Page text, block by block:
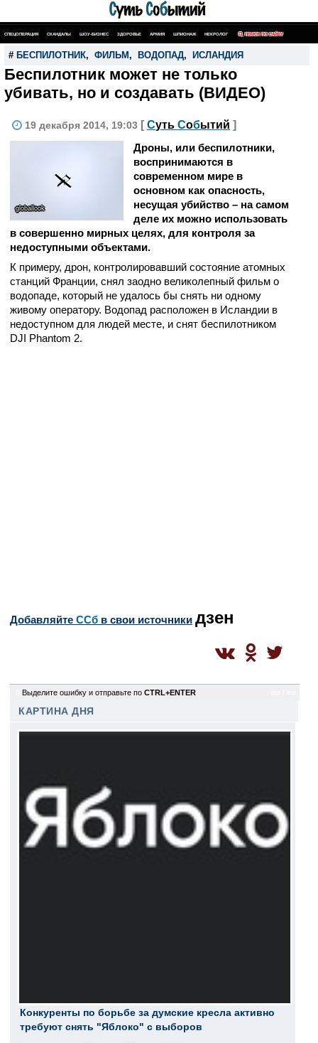
СПЕЦОПЕРАЦИЯ СКАНДАЛЫ ШОУ-БИЗНЕС ЗДОРОВЬЕ АРМИЯ ШПИОНАЖ НЕКРОЛОГ ПОИСК ПО САЙТУ
# БЕСПИЛОТНИК, ФИЛЬМ , ВОДОПАД, ИСЛАНДИЯ
Беспилотник может не только
убивать, но и создавать (ВИДЕО)
19 декабря 2014, 19:03 [ Суть Событий ]
globallook
Дроны, или беспилотники,
воспринимаются в
современном мире в
основном как опасность,
несущая убийство – на самом
деле их можно использовать
в совершенно мирных целях, для контроля за
недоступными объектами.
К примеру, дрон, контролировавший состояние атомных
станций Франции, снял заодно великолепный фильм о
водопаде, который не удалось бы снять ни одному
живому оператору. Водопад расположен в Исландии в
недоступном для людей месте, и снят беспилотником
DJI Phantom 2.
Добавляйте CСб в свои источники дзен
Выделите ошибку и отправьте по CTRL+ENTER
КАРТИНА ДНЯ
Конкуренты по борьбе за думские кресла активно
требуют снять "Яблоко" с выборов